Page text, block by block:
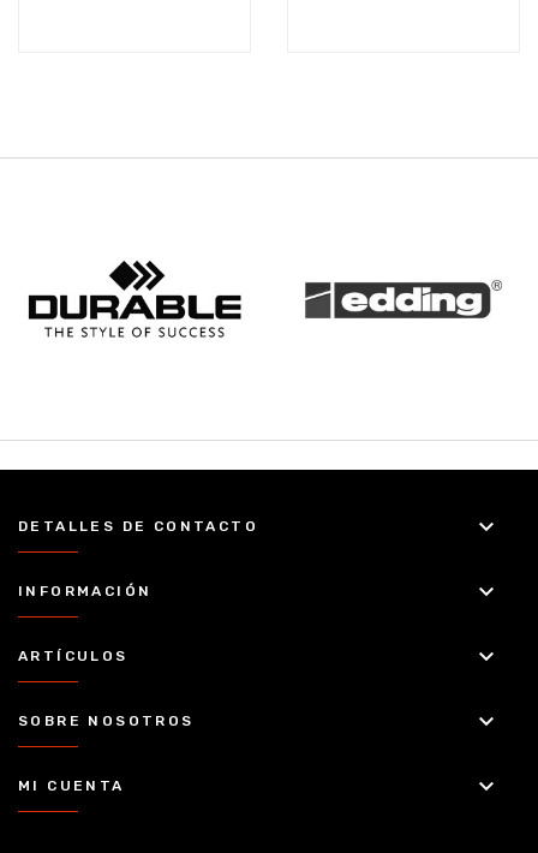
DETALLES DE CONTACTO keyboard_arrow_down
INFORMACIÓN keyboard_arrow_down
ARTÍCULOS keyboard_arrow_down
SOBRE NOSOTROS keyboard_arrow_down
MI CUENTA keyboard_arrow_down